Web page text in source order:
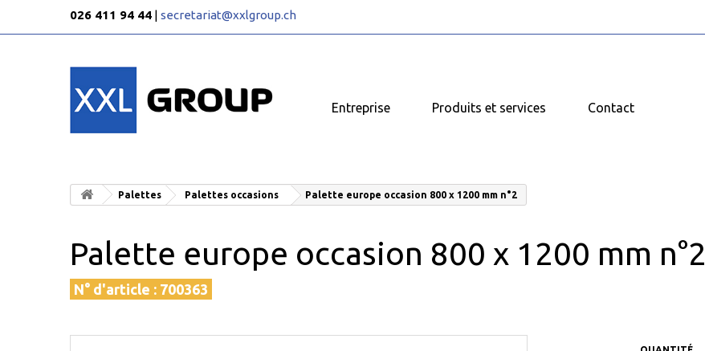
026 411 94 44 | secretariat@xxlgroup.ch
Entreprise Produits et services Contact
Palettes Palettes occasions Palette europe occasion 800 x 1200 mm n°2
Palette europe occasion 800 x 1200 mm n°2
N° d'article : 700363